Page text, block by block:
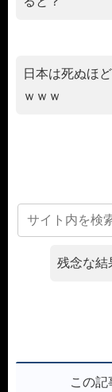
日本は死ぬほ
ｗｗｗ
残念な結
この